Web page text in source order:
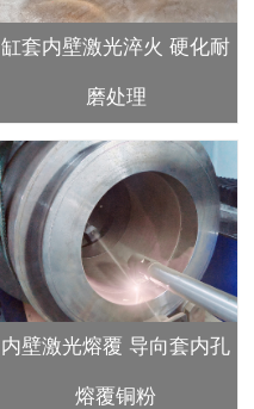
缸套内壁激光淬火 硬化耐
磨处理
内壁激光熔覆 导向套内孔
熔覆铜粉